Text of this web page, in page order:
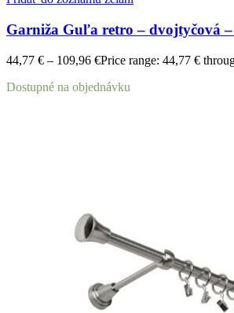
Garniža Guľa retro – dvojtyčová
44,77 € – 109,96 €Price range: 44,77 €
Dostupné na objednávku